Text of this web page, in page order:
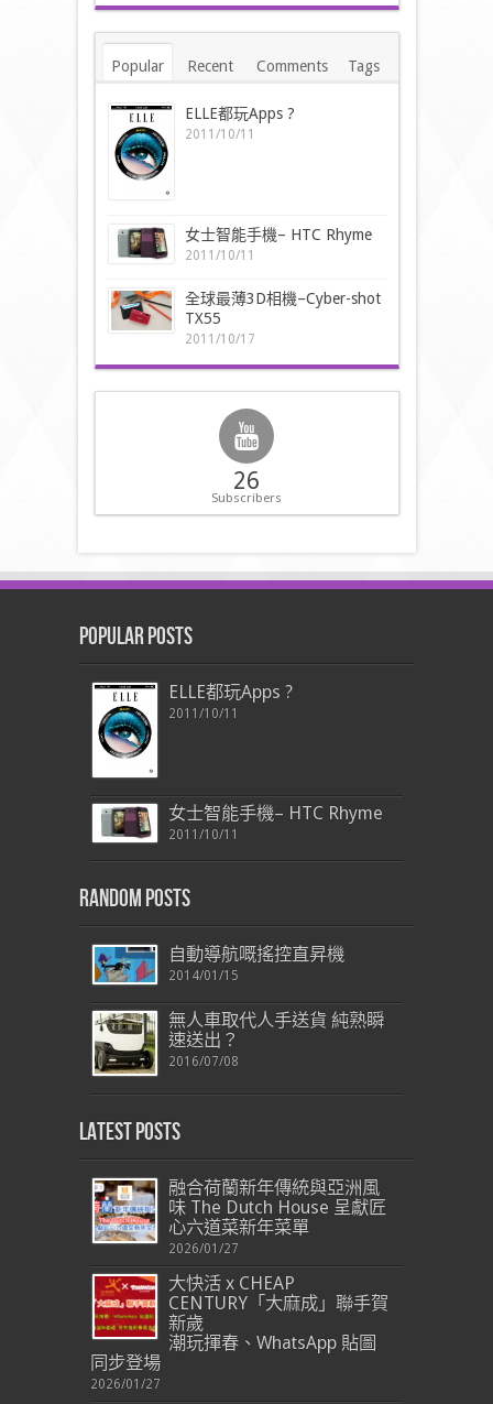
Popular Recent Comments Tags
ELLE都玩Apps ?
2011/10/11
女士智能手機– HTC Rhyme
2011/10/11
全球最薄3D相機–Cyber-shot
TX55
2011/10/17
26
Subscribers
Popular Posts
ELLE都玩Apps ?
2011/10/11
女士智能手機– HTC Rhyme
2011/10/11
Random Posts
自動導航嘅搖控直昇機
2014/01/15
無人車取代人手送貨 純熟瞬
速送出？
2016/07/08
Latest Posts
融合荷蘭新年傳統與亞洲風
味 The Dutch House 呈獻匠
心六道菜新年菜單
2026/01/27
大快活 x CHEAP
CENTURY「大麻成」聯手賀
新歲
潮玩揮春、WhatsApp 貼圖
同步登場
2026/01/27